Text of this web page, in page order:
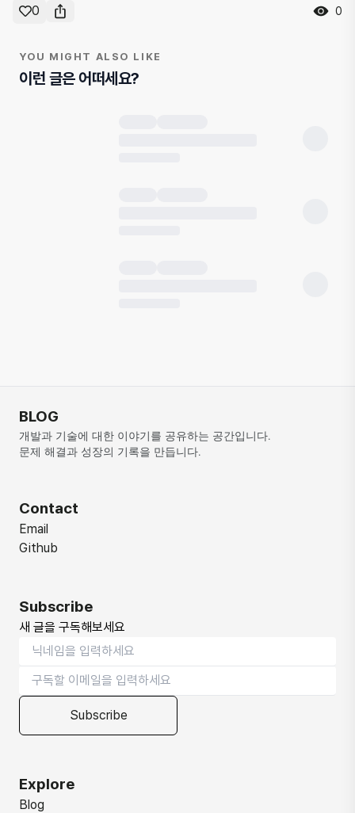
0 0
YOU MIGHT ALSO LIKE
이런 글은 어떠세요?
BLOG
개발과 기술에 대한 이야기를 공유하는 공간입니다.
문제 해결과 성장의 기록을 만듭니다.
Contact
Email
Github
Subscribe
새 글을 구독해보세요
Subscribe
Explore
Blog